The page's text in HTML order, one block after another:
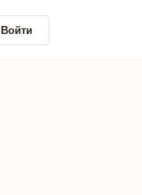
Войти